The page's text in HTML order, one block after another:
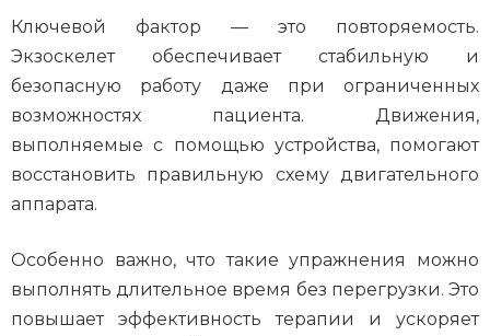
Ключевой фактор — это повторяемость.
Экзоскелет обеспечивает стабильную и
безопасную работу даже при ограниченных
возможностях пациента. Движения,
выполняемые с помощью устройства, помогают
восстановить правильную схему двигательного
аппарата.
Особенно важно, что такие упражнения можно
выполнять длительное время без перегрузки. Это
повышает эффективность терапии и ускоряет